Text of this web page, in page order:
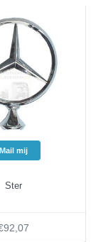
Mail mij
Ster